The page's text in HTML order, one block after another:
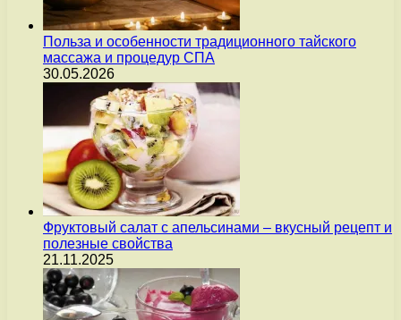
Польза и особенности традиционного тайского
массажа и процедур СПА
30.05.2026
Фруктовый салат с апельсинами – вкусный рецепт и
полезные свойства
21.11.2025